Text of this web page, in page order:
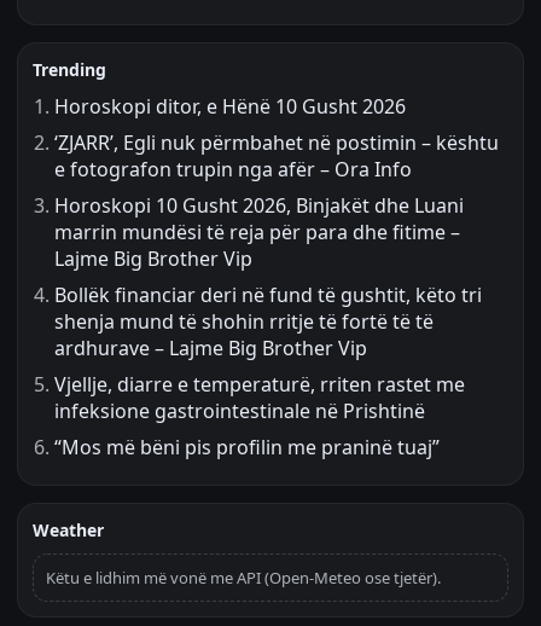
Trending
Horoskopi ditor, e Hënë 10 Gusht 2026
‘ZJARR’, Egli nuk përmbahet në postimin – kështu
e fotografon trupin nga afër – Ora Info
Horoskopi 10 Gusht 2026, Binjakët dhe Luani
marrin mundësi të reja për para dhe fitime –
Lajme Big Brother Vip
Bollëk financiar deri në fund të gushtit, këto tri
shenja mund të shohin rritje të fortë të të
ardhurave – Lajme Big Brother Vip
Vjellje, diarre e temperaturë, rriten rastet me
infeksione gastrointestinale në Prishtinë
“Mos më bëni pis profilin me praninë tuaj”
Weather
Këtu e lidhim më vonë me API (Open-Meteo ose tjetër).